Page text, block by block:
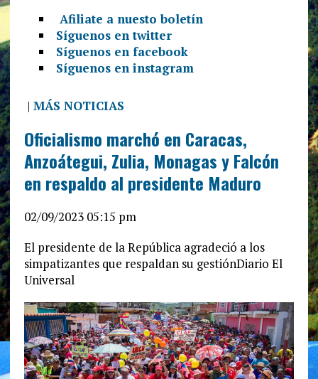
Afiliate a nuesto boletín
Síguenos en twitter
Síguenos en facebook
Síguenos en instagram
| MÁS NOTICIAS
Oficialismo marchó en Caracas,
Anzoátegui, Zulia, Monagas y Falcón
en respaldo al presidente Maduro
02/09/2023 05:15 pm
El presidente de la República agradeció a los
simpatizantes que respaldan su gestiónDiario El
Universal